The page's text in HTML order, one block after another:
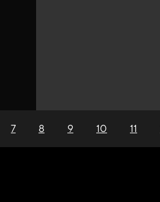
7 8 9 10 11